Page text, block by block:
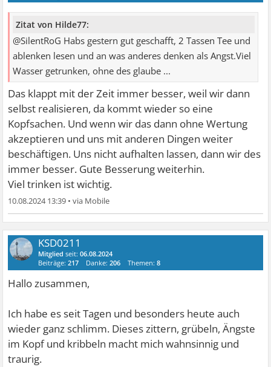
Zitat von Hilde77:
@SilentRoG Habs gestern gut geschafft, 2 Tassen Tee und
ablenken lesen und an was anderes denken als Angst.Viel
Wasser getrunken, ohne des glaube ...
Das klappt mit der Zeit immer besser, weil wir dann
selbst realisieren, da kommt wieder so eine
Kopfsachen. Und wenn wir das dann ohne Wertung
akzeptieren und uns mit anderen Dingen weiter
beschäftigen. Uns nicht aufhalten lassen, dann wir des
immer besser. Gute Besserung weiterhin.
Viel trinken ist wichtig.
10.08.2024 13:39 •
KSD0211
Mitglied seit:06.08.2024
Beiträge:217 Danke:206 Themen:8
Hallo zusammen,
Ich habe es seit Tagen und besonders heute auch
wieder ganz schlimm. Dieses zittern, grübeln, Ängste
im Kopf und kribbeln macht mich wahnsinnig und
traurig.